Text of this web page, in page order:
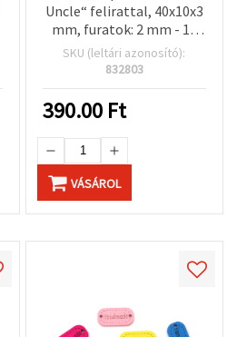
Uncle“ felirattal, 40x10x3
mm, furatok: 2 mm - 10
db
SKU (leltári azonosító):
832803
390.00 Ft
VÁSÁROL